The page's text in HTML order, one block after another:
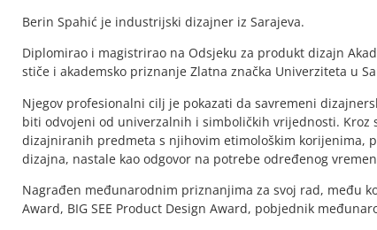
Berin Spahić je industrijski dizajner iz Sarajeva.
Diplomirao i magistrirao na Odsjeku za produkt dizajn
stiče i akademsko priznanje Zlatna značka Univerziteta u
Njegov profesionalni cilj je pokazati da savremeni
biti odvojeni od univerzalnih i simboličkih vrijednosti.
dizajniranih predmeta s njihovim etimološkim korijenima,
dizajna, nastale kao odgovor na potrebe određenog
Nagrađen međunarodnim priznanjima za svoj rad, među
Award, BIG SEE Product Design Award, pobjednik